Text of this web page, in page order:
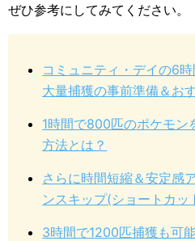
ぜひ参考にしてみてください。
コミュニティ・デイの6
大量捕獲の事前準備＆お
1時間で800匹のポケモン
方法とは？
さらに時間短縮＆安定感
ンスキップ(ショートカッ
3時間で1200匹捕獲も可